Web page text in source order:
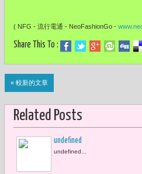
( NFG - 流行電通 - NeoFashionGo -
Share This To :
« 較新的文章
Related Posts
undefined
undefined...